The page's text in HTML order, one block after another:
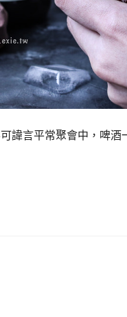
諱言平常聚會中，啤